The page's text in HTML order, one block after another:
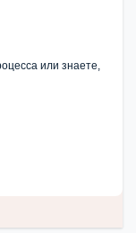
или знаете,